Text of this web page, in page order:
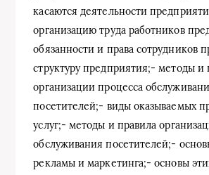
касаются деятельности
организацию труда работников
обязанности и права сотрудников
структуру предприятия;- методы и
организации процесса
посетителей;- виды оказываемых
услуг;- методы и правила
обслуживания посетителей;-
рекламы и маркетинга;- основы